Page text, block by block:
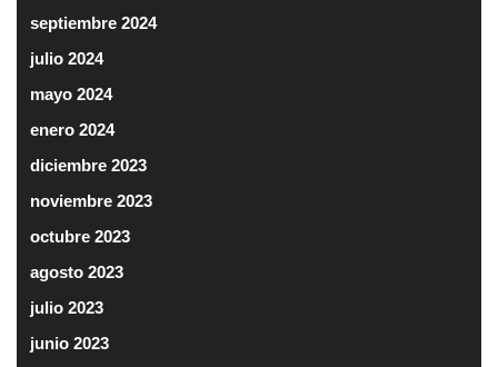
septiembre 2024
julio 2024
mayo 2024
enero 2024
diciembre 2023
noviembre 2023
octubre 2023
agosto 2023
julio 2023
junio 2023